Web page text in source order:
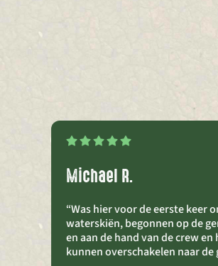
Michael R.
“Was hier voor de eerste keer
waterskiën, begonnen op de
en aan de hand van de crew
kunnen overschakelen naar de